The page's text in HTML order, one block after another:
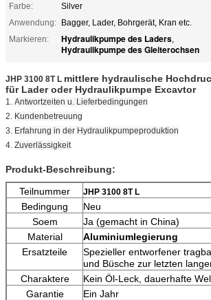
Farbe:
Silver
Anwendung: Bagger, Lader, Bohrgerät, Kran etc.
Markieren:
Hydraulikpumpe des Laders,
Hydraulikpumpe des Gleiterochsen
JHP 3100 8T L mittlere hydraulische
für Lader oder Hydraulikpumpe Excavtor
1. Antwortzeiten u. Lieferbedingungen
2. Kundenbetreuung
3. Erfahrung in der Hydraulikpumpeproduktion
4. Zuverlässigkeit
Produkt-Beschreibung:
Teilnummer
JHP 3100 8T L
Bedingung
Neu
Soem
Ja (gemacht in China)
Material
Aluminiumlegierung
Ersatzteile
Spezieller entworfener
und Büsche zur letzten
Charaktere
Kein Öl-Leck, dauerhafte
Garantie
Ein Jahr